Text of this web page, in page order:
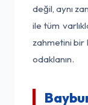
değil, aynı
ile tüm
zahmetini bir
odaklanın.